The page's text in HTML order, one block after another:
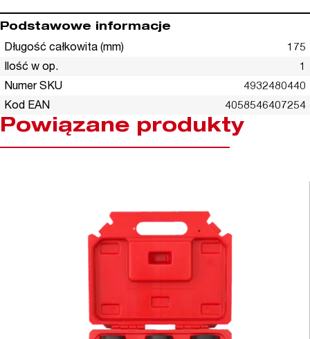
Podstawowe informacje
Długość całkowita (mm)
175
Ilość w op.
1
Numer SKU
4932480440
Kod EAN
4058546407254
Powiązane produkty